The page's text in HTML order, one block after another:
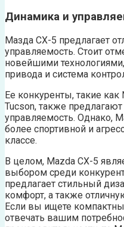
Динамика и
Мазда CX-5 предлагает
управляемость. Стоит
новейшими
привода и система
Ее конкуренты, такие как
Tucson, также
управляемость. Однако,
более спортивной и
классе.
В целом, Mazda CX-5
выбором среди
предлагает стильный
комфорт, а также
Если вы ищете
отвечать вашим